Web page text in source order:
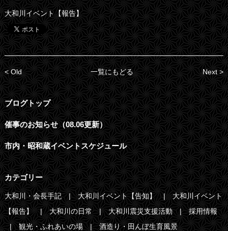
大和川イベント【報告】
< Old 一覧にもどる Next >
ブログトップ
催事のお知らせ（08.06更新）
市内・昭和蔵イベントスケジュール
カテゴリー
大和川・会長手記 大和川イベント【告知】
大和川イベント
【報告】
大和川の日常 大和川震災支援活動
採用情報
観光・ふれあいの場
酒造り・田んぼ生育風景